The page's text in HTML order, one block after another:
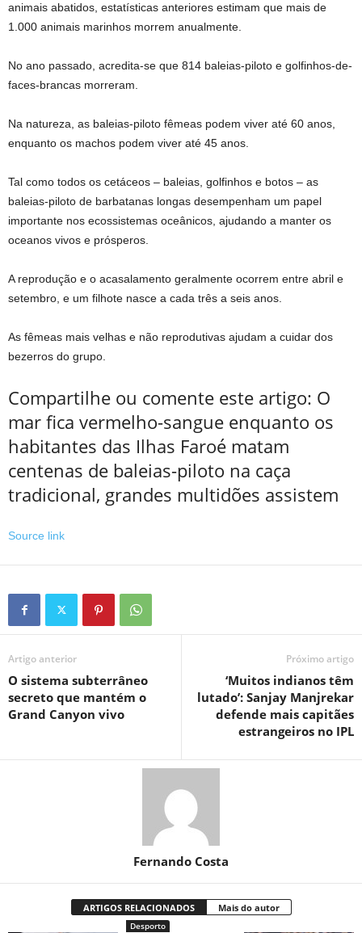
animais abatidos, estatísticas anteriores estimam que mais de
1.000 animais marinhos morrem anualmente.
No ano passado, acredita-se que 814 baleias-piloto e golfinhos-de-
faces-brancas morreram.
Na natureza, as baleias-piloto fêmeas podem viver até 60 anos,
enquanto os machos podem viver até 45 anos.
Tal como todos os cetáceos – baleias, golfinhos e botos – as
baleias-piloto de barbatanas longas desempenham um papel
importante nos ecossistemas oceânicos, ajudando a manter os
oceanos vivos e prósperos.
A reprodução e o acasalamento geralmente ocorrem entre abril e
setembro, e um filhote nasce a cada três a seis anos.
As fêmeas mais velhas e não reprodutivas ajudam a cuidar dos
bezerros do grupo.
Compartilhe ou comente este artigo: O
mar fica vermelho-sangue enquanto os
habitantes das Ilhas Faroé matam
centenas de baleias-piloto na caça
tradicional, grandes multidões assistem
Source link
Artigo anterior
O sistema subterrâneo
secreto que mantém o
Grand Canyon vivo
Próximo artigo
‘Muitos indianos têm
lutado’: Sanjay Manjrekar
defende mais capitães
estrangeiros no IPL
Fernando Costa
ARTIGOS RELACIONADOS Mais do autor
Desporto